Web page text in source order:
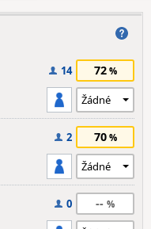
14 72
2 70
0 --